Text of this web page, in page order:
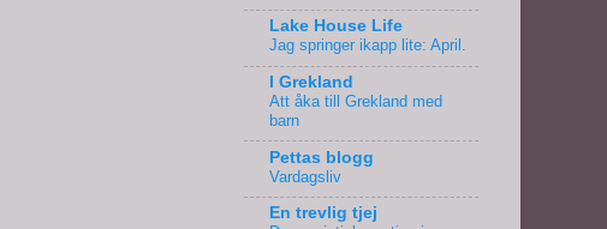
Lake House Life
Jag springer ikapp lite: April.
I Grekland
Att åka till Grekland med
barn
Pettas blogg
Vardagsliv
En trevlig tjej